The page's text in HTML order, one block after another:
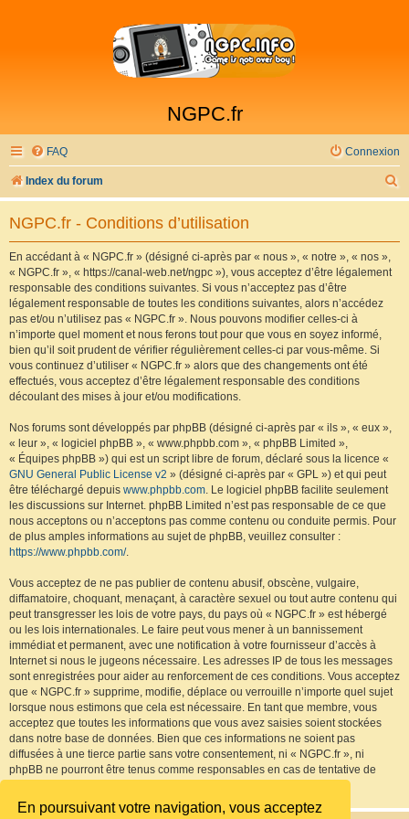
En poursuivant votre navigation, vous acceptez
NGPC.fr
FAQ Connexion
Index du forum
e
NGPC.fr - Conditions d’utilisation
En accédant à « NGPC.fr » (désigné ci-après par « nous », « notre », « nos »,
« NGPC.fr », « https://canal-web.net/ngpc »), vous acceptez d’être légalement
responsable des conditions suivantes. Si vous n’acceptez pas d’être
légalement responsable de toutes les conditions suivantes, alors n’accédez
pas et/ou n’utilisez pas « NGPC.fr ». Nous pouvons modifier celles-ci à
n’importe quel moment et nous ferons tout pour que vous en soyez informé,
bien qu’il soit prudent de vérifier régulièrement celles-ci par vous-même. Si
vous continuez d’utiliser « NGPC.fr » alors que des changements ont été
effectués, vous acceptez d’être légalement responsable des conditions
découlant des mises à jour et/ou modifications.
Nos forums sont développés par phpBB (désigné ci-après par « ils », « eux »,
« leur », « logiciel phpBB », « www.phpbb.com », « phpBB Limited »,
« Équipes phpBB ») qui est un script libre de forum, déclaré sous la licence «
GNU General Public License v2 » (désigné ci-après par « GPL ») et qui peut
être téléchargé depuis www.phpbb.com. Le logiciel phpBB facilite seulement
les discussions sur Internet. phpBB Limited n’est pas responsable de ce que
nous acceptons ou n’acceptons pas comme contenu ou conduite permis. Pour
de plus amples informations au sujet de phpBB, veuillez consulter :
https://www.phpbb.com/.
Vous acceptez de ne pas publier de contenu abusif, obscène, vulgaire,
diffamatoire, choquant, menaçant, à caractère sexuel ou tout autre contenu qui
peut transgresser les lois de votre pays, du pays où « NGPC.fr » est hébergé
ou les lois internationales. Le faire peut vous mener à un bannissement
immédiat et permanent, avec une notification à votre fournisseur d’accès à
Internet si nous le jugeons nécessaire. Les adresses IP de tous les messages
sont enregistrées pour aider au renforcement de ces conditions. Vous acceptez
que « NGPC.fr » supprime, modifie, déplace ou verrouille n’importe quel sujet
lorsque nous estimons que cela est nécessaire. En tant que membre, vous
acceptez que toutes les informations que vous avez saisies soient stockées
dans notre base de données. Bien que ces informations ne soient pas
diffusées à une tierce partie sans votre consentement, ni « NGPC.fr », ni
phpBB ne pourront être tenus comme responsables en cas de tentative de